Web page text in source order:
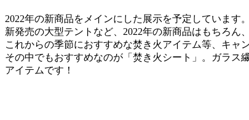
2022年の新商品をメインにした展示を予定しています。
新発売の大型テントなど、2022年の新商品はもちろん、
これからの季節におすすめな焚き火アイテム等、キャ
その中でもおすすめなのが「焚き火シート」。ガラス
アイテムです！